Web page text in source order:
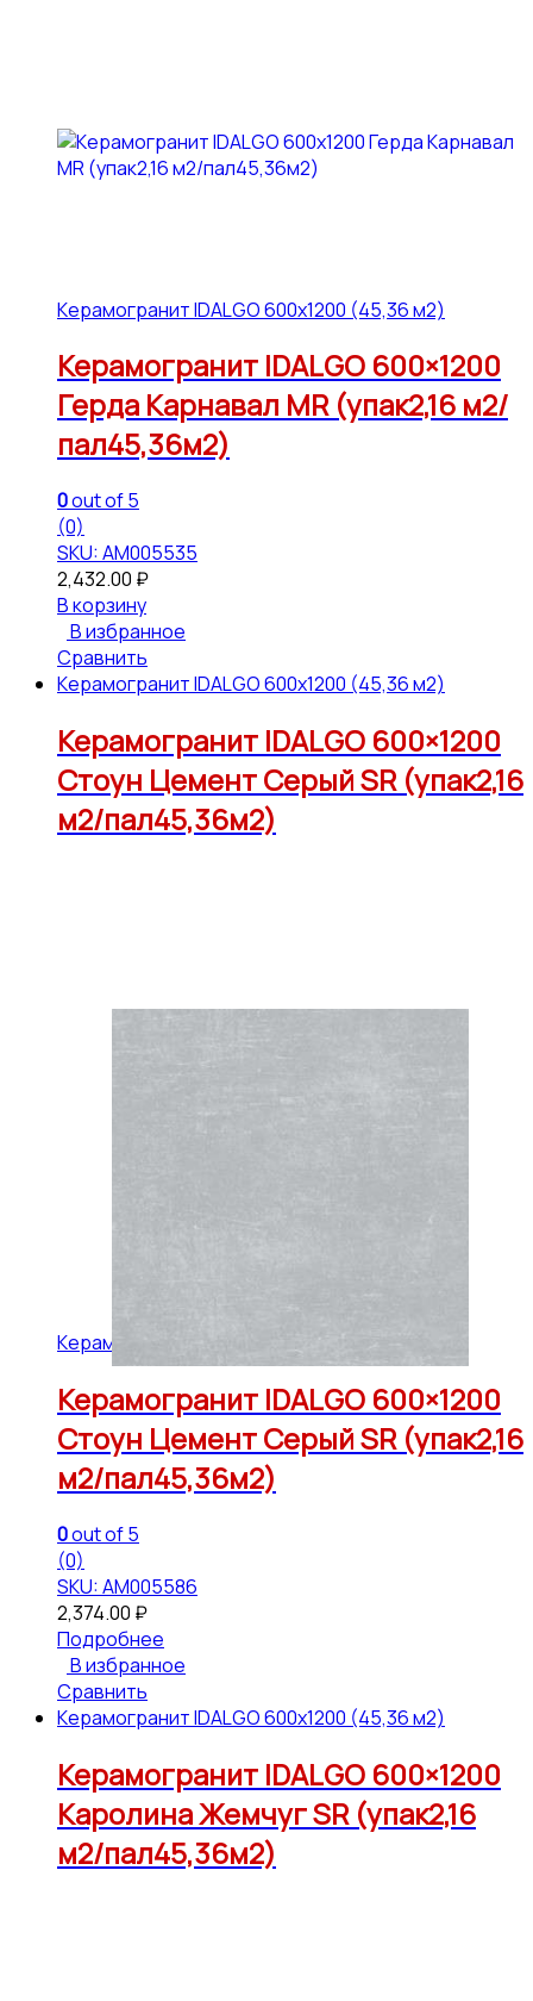
Керамогранит IDALGO 600x1200 (45,36 м2)
Керамогранит IDALGO 600×1200
Герда Карнавал МR (упак2,16 м2/
пал45,36м2)
0out of 5
(0)
SKU: АМ005535
2,432.00 ₽
В корзину
В избранное
Сравнить
Керамогранит IDALGO 600x1200 (45,36 м2)
Керамогранит IDALGO 600×1200
Стоун Цемент Серый SR (упак2,16
м2/пал45,36м2)
Керамогранит IDALGO 600x1200 (45,36 м2)
Керамогранит IDALGO 600×1200
Стоун Цемент Серый SR (упак2,16
м2/пал45,36м2)
0out of 5
(0)
SKU: АМ005586
2,374.00 ₽
Подробнее
В избранное
Сравнить
Керамогранит IDALGO 600x1200 (45,36 м2)
Керамогранит IDALGO 600×1200
Каролина Жемчуг SR (упак2,16
м2/пал45,36м2)